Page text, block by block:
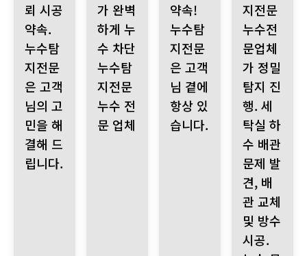
뢰 시공
약속.
누수탐
지전문
은 고객
님의 고
민을 해
결해 드
립니다.
가 완벽
하게 누
수 차단
누수탐
지전문
누수 전
문 업체
약속!
누수탐
지전문
은 고객
님 곁에
항상 있
습니다.
지전문
누수전
문업체
가 정밀
탐지 진
행. 세
탁실 하
수 배관
문제 발
견, 배
관 교체
및 방수
시공.